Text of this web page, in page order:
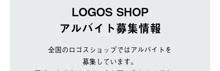
LOGOS SHOP
アルバイト募集情報
全国のロゴスショップではアルバイトを
募集しています。